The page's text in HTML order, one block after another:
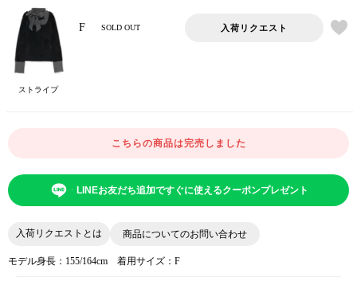
ストライプ
F SOLD OUT 入荷リクエスト
こちらの商品は完売しました
LINEお友だち追加ですぐに使えるクーポンプレゼント
入荷リクエストとは 商品についてのお問い合わせ
モデル身長：155/164cm 着用サイズ：F